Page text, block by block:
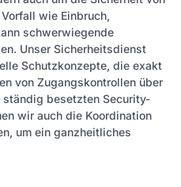
wie Einbruch,
schwerwiegende
Unser Sicherheitsdienst
Schutzkonzepte, die exakt
von Zugangskontrollen über
besetzten Security-
wir auch die Koordination
um ein ganzheitliches